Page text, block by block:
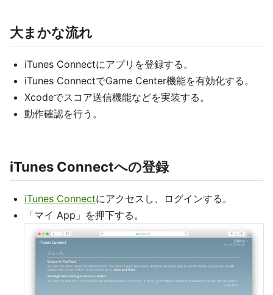
大まかな流れ
iTunes Connectにアプリを登録する。
iTunes ConnectでGame Center機能を有効化する。
Xcodeでスコア送信機能などを実装する。
動作確認を行う。
iTunes Connectへの登録
iTunes Connectにアクセスし、ログインする。
「マイ App」を押下する。